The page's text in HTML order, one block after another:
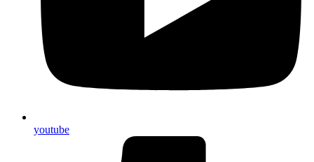
youtube